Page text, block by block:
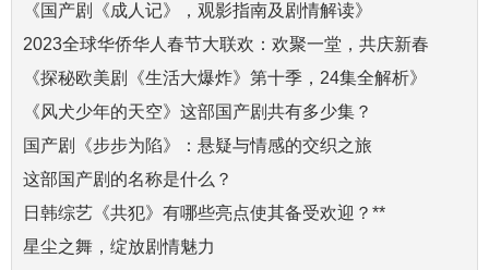
《国产剧《成人记》，观影指南及剧情解读》
2023全球华侨华人春节大联欢：欢聚一堂，共庆新春
《探秘欧美剧《生活大爆炸》第十季，24集全解析》
《风犬少年的天空》这部国产剧共有多少集？
国产剧《步步为陷》：悬疑与情感的交织之旅
这部国产剧的名称是什么？
日韩综艺《共犯》有哪些亮点使其备受欢迎？**
星尘之舞，绽放剧情魅力